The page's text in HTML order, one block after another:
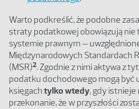
Warto podkreślić, że podobne
straty podatkowej obowiązują nie
systemie prawnym –
Międzynarodowych Standardach
(MSR)2. Zgodnie z nimi aktywa z
podatku dochodowego mogą być
księgachtylko wtedy, gdy istnieje
przekonanie, że w przyszłości